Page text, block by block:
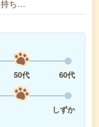
持ち…
50代
60代
しずか